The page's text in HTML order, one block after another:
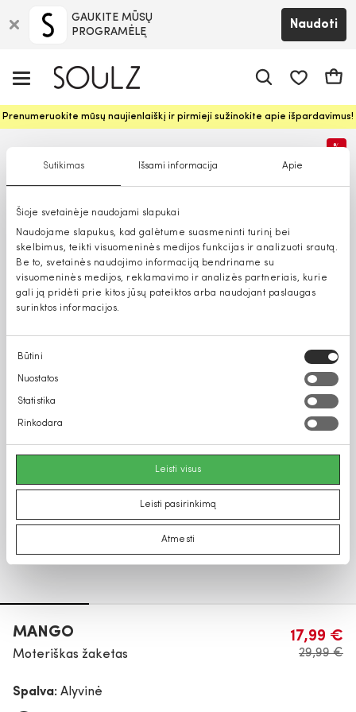
Sutikimas Išsami informacija Apie
Šioje svetainėje naudojami slapukai
Naudojame slapukus, kad galėtume suasmeninti turinį bei
skelbimus, teikti visuomeninės medijos funkcijas ir analizuoti srautą.
Be to, svetainės naudojimo informaciją bendriname su
visuomeninės medijos, reklamavimo ir analizės partneriais, kurie
gali ją pridėti prie kitos jūsų pateiktos arba naudojant paslaugas
surinktos informacijos.
Sutikimo
pasirinkimas
Būtini
Nuostatos
Statistika
Rinkodara
Leisti visus
Leisti pasirinkimą
Atmesti
GAUKITE MŪSŲ
PROGRAMĖLĘ
Naudoti
Prenumeruokite mūsų naujienlaiškį ir pirmieji sužinokite apie išpardavimus!
%
MANGO
Moteriškas žaketas
17,99 €
29,99 €
Spalva: Alyvinė